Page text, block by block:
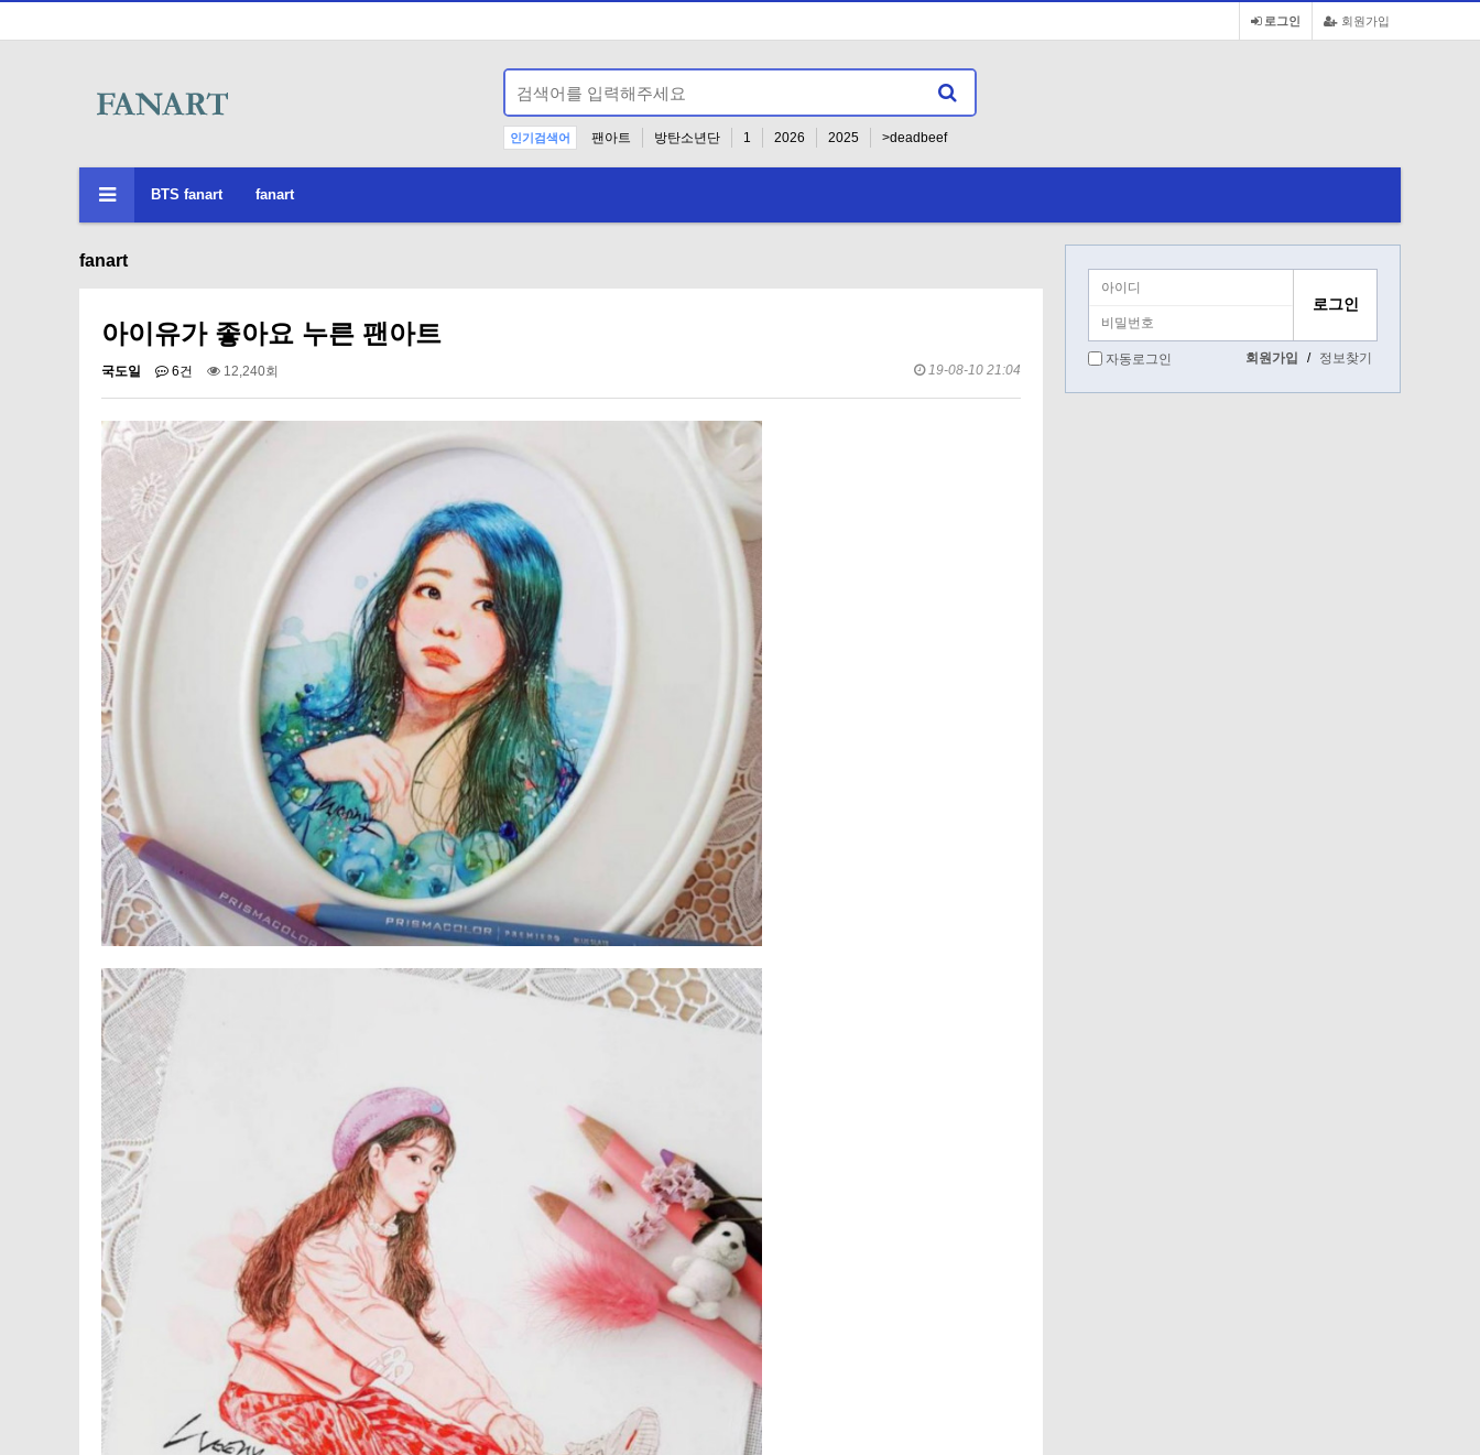
회원가입
로그인
인기검색어 팬아트 방탄소년단 1 2026 2025
>deadbeef
BTS fanart fanart
fanart
아이유가 좋아요 누른 팬아트
국도일 6건 12,240회 19-08-10 21:04
자동로그인 회원가입 / 정보찾기